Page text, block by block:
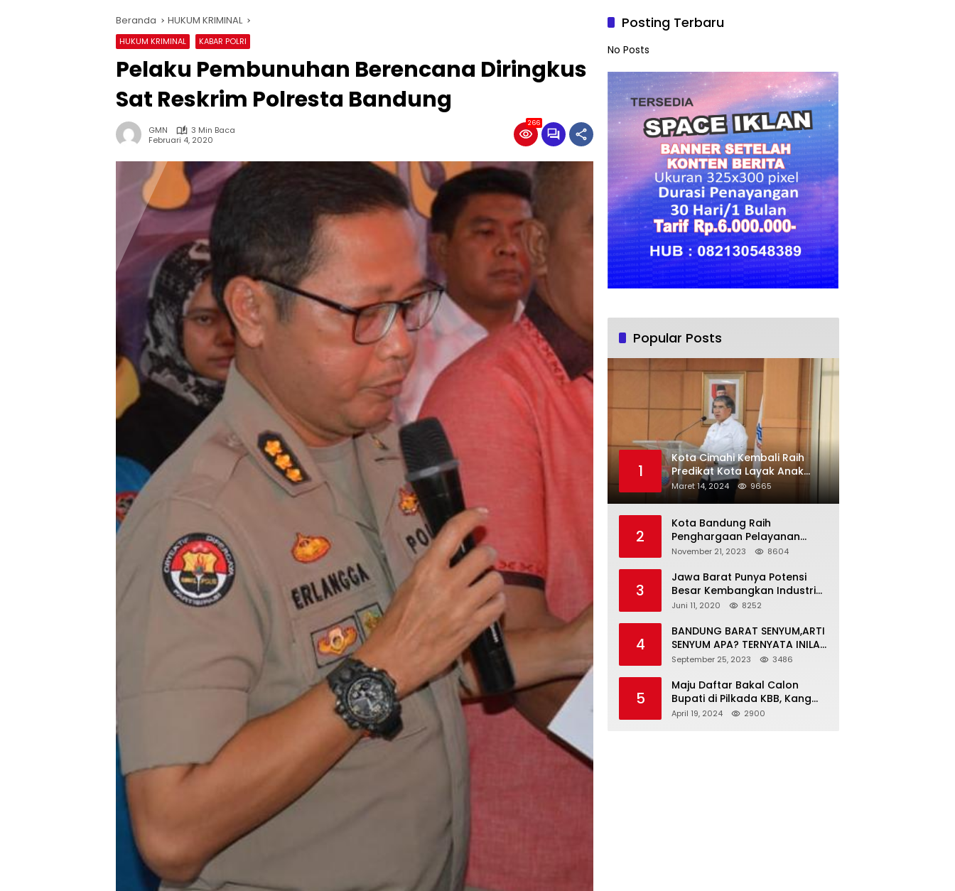
Beranda HUKUM KRIMINAL
HUKUM KRIMINAL KABAR POLRI
Pelaku Pembunuhan Berencana Diringkus
Sat Reskrim Polresta Bandung
GMN
3 Min Baca
Februari 4, 2020
266
Posting Terbaru
No Posts
Popular Posts
1
Kota Cimahi Kembali Raih
Predikat Kota Layak Anak
2024
Maret 14, 2024 9665
2
Kota Bandung Raih
Penghargaan Pelayanan
Publik Terbaik Tahun 2023
November 21, 2023 8604
3
Jawa Barat Punya Potensi
Besar Kembangkan Industri
Kreatif di Era Normal Baru
Juni 11, 2020 8252
4
BANDUNG BARAT SENYUM,ARTI
SENYUM APA? TERNYATA INILAH
SINGKATAN DAN MAKNANYA
September 25, 2023 3486
5
Maju Daftar Bakal Calon
Bupati di Pilkada KBB, Kang
ABR Terdepan Siap Bersaing
April 19, 2024 2900